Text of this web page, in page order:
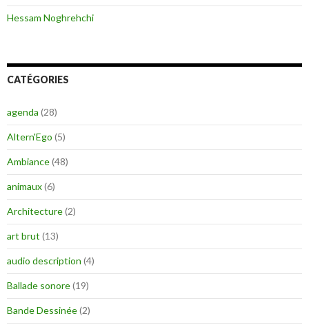
Hessam Noghrehchi
CATÉGORIES
agenda (28)
Altern'Ego (5)
Ambiance(48)
animaux(6)
Architecture(2)
art brut (13)
audio description (4)
Ballade sonore(19)
Bande Dessinée(2)